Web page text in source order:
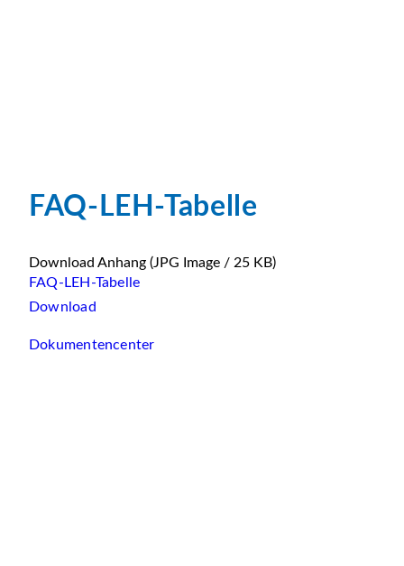
FAQ-LEH-Tabelle
Download Anhang (JPG Image / 25 KB)
FAQ-LEH-Tabelle
Download
Dokumentencenter